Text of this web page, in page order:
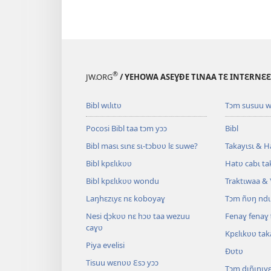
JW.ORG® / YEHOWA ASEƔĐE TƖNAA TƐ
Bibl wɩlɩtʋ
Pocosi Bibl taa tɔm yɔɔ
Bibl masɩ sɩnɛ sɩ-tɔbʋʋ lɛ suwe?
Bibl kpɛlɩkʋʋ
Bibl kpɛlɩkʋʋ wondu
Laŋhɛzɩyɛ nɛ koboyaɣ
Nesi ɖɔkʋʋ nɛ hɔʋ taa wezuu
caɣʋ
Piya evelisi
Tisuu wɛnʋʋ Ɛsɔ yɔɔ
Tɔm susuu
Bibl
Takayɩsɩ &
Hatʋ cabɩ
Traktɩwaa &
Tɔm ñʋŋ
Fenaɣ fenaɣ
Kpɛlɩkʋʋ
Ðʋtʋ
Tɔm ɖɩñɩnɩyɛ